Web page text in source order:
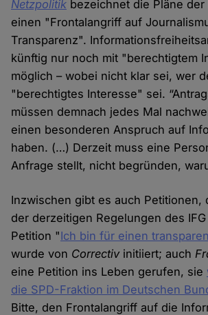
Netzpolitik bezeichnet die Pläne der
einen "Frontalangriff auf
Transparenz".
künftig nur noch mit "berechtigtem
möglich – wobei nicht klar sei, wer
"berechtigtes Interesse" sei.
müssen demnach jedes Mal
einen besonderen Anspruch auf
haben. (…) Derzeit muss eine
Anfrage stellt, nicht begründen,
Inzwischen gibt es auch Petitionen,
der derzeitigen Regelungen des
Petition "Ich bin für einen
wurde von Correctivinitiiert; auch
eine Petition ins Leben gerufen, sie
die SPD-Fraktion im Deutschen
Bitte, den Frontalangriff auf die